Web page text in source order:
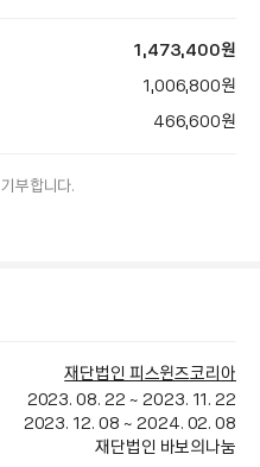
1,473,400원
1,006,800원
466,600원
기부합니다.
재단법인 피스윈즈코리아
2023. 08. 22 ~ 2023. 11. 22
2023. 12. 08 ~ 2024. 02. 08
재단법인 바보의나눔